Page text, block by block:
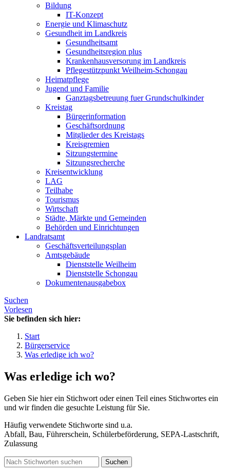
Bildung
IT-Konzept
Energie und Klimaschutz
Gesundheit im Landkreis
Gesundheitsamt
Gesundheitsregion plus
Krankenhausversorung im Landkreis
Pflegestützpunkt Weilheim-Schongau
Heimatpflege
Jugend und Familie
Ganztagsbetreuung fuer Grundschulkinder
Kreistag
Bürgerinformation
Geschäftsordnung
Mitglieder des Kreistags
Kreisgremien
Sitzungstermine
Sitzungsrecherche
Kreisentwicklung
LAG
Teilhabe
Tourismus
Wirtschaft
Städte, Märkte und Gemeinden
Behörden und Einrichtungen
Landratsamt
Geschäftsverteilungsplan
Amtsgebäude
Dienststelle Weilheim
Dienststelle Schongau
Dokumentenausgabebox
Suchen
Vorlesen
Sie befinden sich hier:
Start
Bürgerservice
Was erledige ich wo?
Was erledige ich wo?
Geben Sie hier ein Stichwort oder einen Teil eines Stichwortes ein
und wir finden die gesuchte Leistung für Sie.
Häufig verwendete Stichworte sind u.a.
Abfall, Bau, Führerschein, Schülerbeförderung, SEPA-Lastschrift,
Zulassung
Suchen